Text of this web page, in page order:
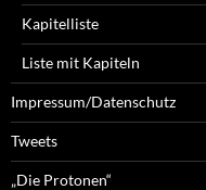
Kapitelliste
Liste mit Kapiteln
Impressum/Datenschutz
Tweets
„Die Protonen“